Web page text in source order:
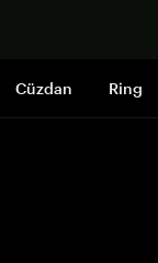
Cüzdan Ring